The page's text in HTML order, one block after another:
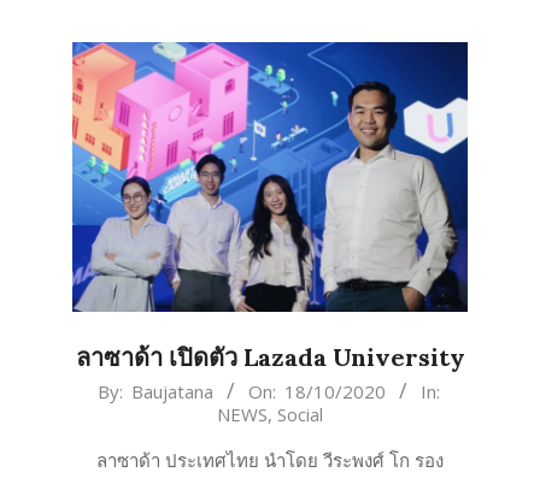
ลาซาด้า เปิดตัว Lazada University
2020-
By: Baujatana On: 18/10/2020
In:
NEWS, Social
ลาซาด้า ประเทศไทย นำโดย วีระพงศ์ โก รอง